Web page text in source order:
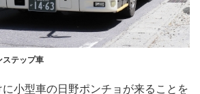
ステップ車
小型車の日野ポンチョが来ることを